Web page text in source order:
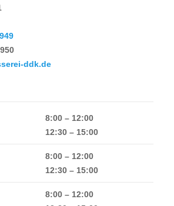
ddk.de
8:00 – 12:00
12:30 – 15:00
8:00 – 12:00
12:30 – 15:00
8:00 – 12:00